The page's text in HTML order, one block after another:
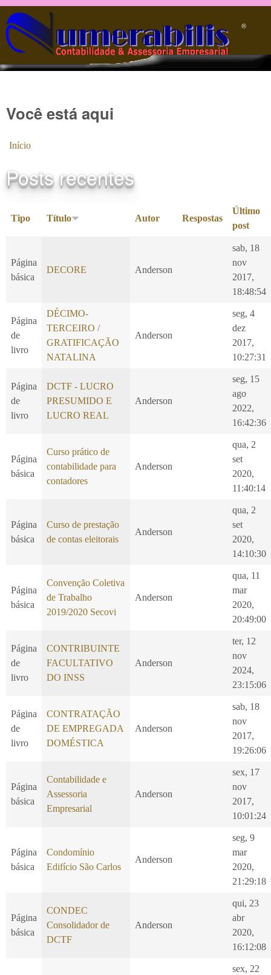
Pular para o conteúdo principal
®️
Você está aqui
Início
Posts recentes
Tipo Título Autor Respostas
Último
post
Página
básica
DECORE Anderson
sab, 18
nov
2017,
18:48:54
Página
de
livro
DÉCIMO-
TERCEIRO /
GRATIFICAÇÃO
NATALINA
Anderson
seg, 4
dez
2017,
10:27:31
Página
de
livro
DCTF - LUCRO
PRESUMIDO E
LUCRO REAL
Anderson
seg, 15
ago
2022,
16:42:36
Página
básica
Curso prático de
contabilidade para
contadores
Anderson
qua, 2
set
2020,
11:40:14
Página
básica
Curso de prestação
de contas eleitorais
Anderson
qua, 2
set
2020,
14:10:30
Página
básica
Convenção Coletiva
de Trabalho
2019/2020 Secovi
Anderson
qua, 11
mar
2020,
20:49:00
Página
de
livro
CONTRIBUINTE
FACULTATIVO
DO INSS
Anderson
ter, 12
nov
2024,
23:15:06
Página
de
livro
CONTRATAÇÃO
DE EMPREGADA
DOMÉSTICA
Anderson
sab, 18
nov
2017,
19:26:06
Página
básica
Contabilidade e
Assessoria
Empresarial
Anderson
sex, 17
nov
2017,
10:01:24
Página
básica
Condomínio
Edifício São Carlos
Anderson
seg, 9
mar
2020,
21:29:18
Página
básica
CONDEC
Consolidador de
DCTF
Anderson
qui, 23
abr
2020,
16:12:08
sex, 22